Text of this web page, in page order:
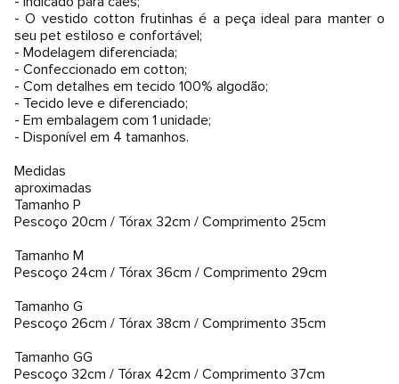
- O vestido cotton frutinhas é a peça ideal para manter o
seu pet estiloso e confortável;
- Modelagem diferenciada;
- Confeccionado em cotton;
- Com detalhes em tecido 100% algodão;
- Tecido leve e diferenciado;
- Em embalagem com 1 unidade;
- Disponível em 4 tamanhos.
Medidas
aproximadas
Tamanho P
Pescoço 20cm / Tórax 32cm / Comprimento 25cm
Tamanho M
Pescoço 24cm / Tórax 36cm / Comprimento 29cm
Tamanho G
Pescoço 26cm / Tórax 38cm / Comprimento 35cm
Tamanho GG
Pescoço 32cm / Tórax 42cm / Comprimento 37cm